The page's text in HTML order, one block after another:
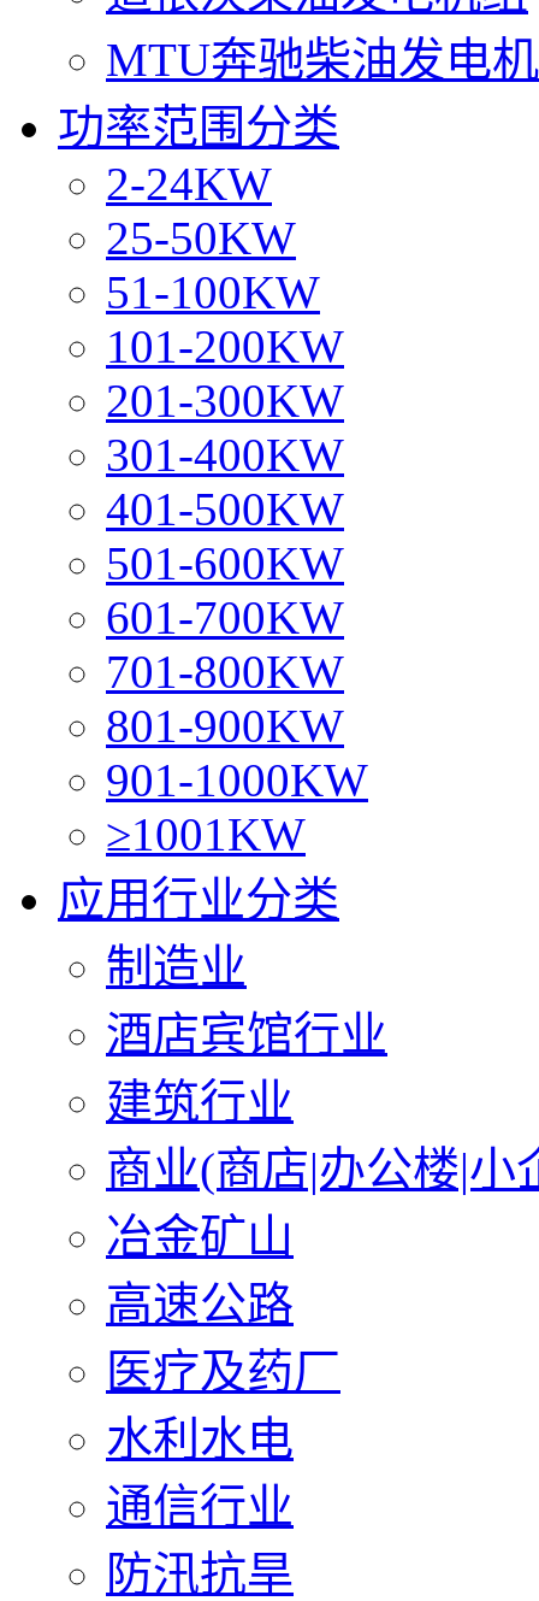
MTU奔驰柴油发电
功率范围分类
2-24KW
25-50KW
51-100KW
101-200KW
201-300KW
301-400KW
401-500KW
501-600KW
601-700KW
701-800KW
801-900KW
901-1000KW
≥1001KW
应用行业分类
制造业
酒店宾馆行业
建筑行业
商业(商店|办公楼|小
冶金矿山
高速公路
医疗及药厂
水利水电
通信行业
防汛抗旱